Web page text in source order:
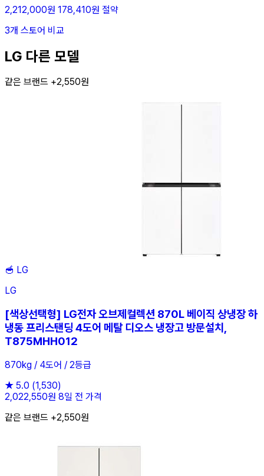
2,212,000원 178,410원 절약
3개 스토어 비교
LG 다른 모델
같은 브랜드 +2,550원
🥣 LG
LG
[색상선택형] LG전자 오브제컬렉션 870L 베이직 상냉장 하
냉동 프리스탠딩 4도어 메탈 디오스 냉장고 방문설치,
T875MHH012
870kg / 4도어 / 2등급
★ 5.0 (1,530)
2,022,550원 8일 전 가격
같은 브랜드 +2,550원